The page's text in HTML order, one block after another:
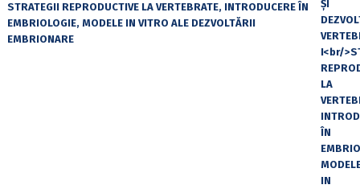
STRATEGII REPRODUCTIVE LA VERTEBRATE, INTRODUCERE ÎN
EMBRIOLOGIE, MODELE IN VITRO ALE DEZVOLTĂRII
EMBRIONARE